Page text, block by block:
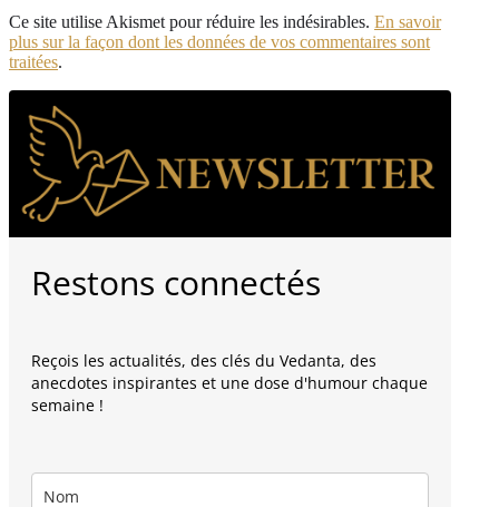
Ce site utilise Akismet pour réduire les indésirables. En savoir
plus sur la façon dont les données de vos commentaires sont
traitées.
Restons connectés
Reçois les actualités, des clés du Vedanta, des
anecdotes inspirantes et une dose d'humour chaque
semaine !